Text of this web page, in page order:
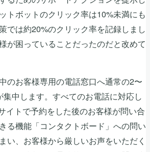
トボットのクリック率は10%未満にも
では約20%のクリック率を記録しまし
が困っていることだったのだと改めて
のお客様専用の電話窓口へ通常の2〜
中します。すべてのお電話に対応し
イトで予約をした後のお客様が問い合
る機能「コンタクトボード」への問い
い、お客様から厳しいお声をいただく